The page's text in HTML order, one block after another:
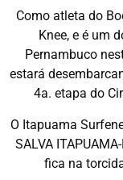
Como atleta do
Knee, e é um
Pernambuco
estará
4a. etapa do
O Itapuama
SALVA
fica na